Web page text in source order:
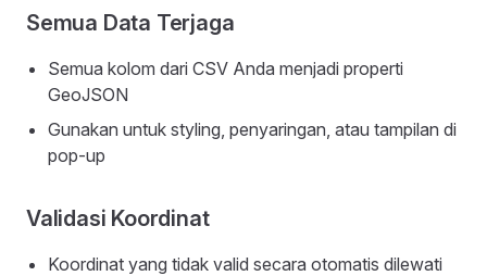
Semua Data Terjaga
Semua kolom dari CSV Anda menjadi properti
GeoJSON
Gunakan untuk styling, penyaringan, atau tampilan di
pop-up
Validasi Koordinat
Koordinat yang tidak valid secara otomatis dilewati